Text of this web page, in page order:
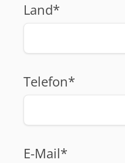
Land*
Telefon*
E-Mail*